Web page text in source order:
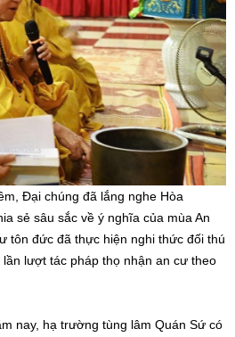
Đại chúng đã lắng nghe Hòa
sẻ sâu sắc về ý nghĩa của mùa An
tôn đức đã thực hiện nghi thức đối thú
lượt tác pháp thọ nhận an cư theo
nay, hạ trường tùng lâm Quán Sứ có